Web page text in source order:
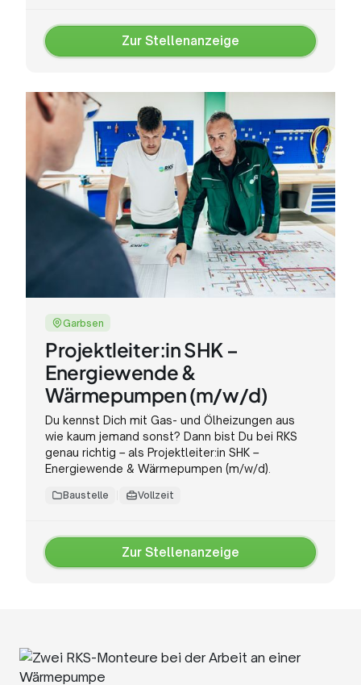
Zur Stellenanzeige
Zur
Garbsen
Projektleiter:in SHK –
Energiewende &
Wärmepumpen (m/w/d)
Du kennst Dich mit Gas- und Ölheizungen aus
wie kaum jemand sonst? Dann bist Du bei RKS
genau richtig – als Projektleiter:in SHK –
Energiewende & Wärmepumpen (m/w/d).
Baustelle Vollzeit
Zur Stellenanzeige
Zur